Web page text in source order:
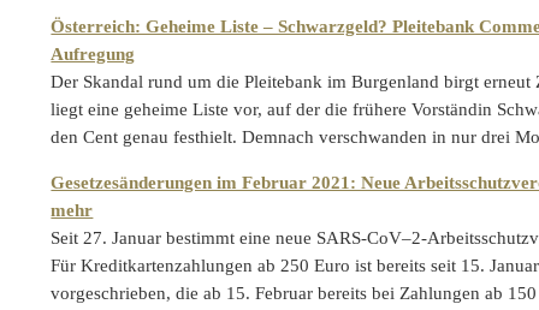
Österreich: Geheime Liste – Schwarzgeld? Pleitebank
Aufregung
Der Skandal rund um die Pleitebank im Burgenland birgt
liegt eine geheime Liste vor, auf der die frühere Vorständin
den Cent genau festhielt. Demnach verschwanden in nur drei
Gesetzesänderungen im Februar 2021: Neue
mehr
Seit 27. Januar bestimmt eine neue SARS-CoV–2-
Für Kreditkartenzahlungen ab 250 Euro ist bereits seit 15.
vorgeschrieben, die ab 15. Februar bereits bei Zahlungen ab